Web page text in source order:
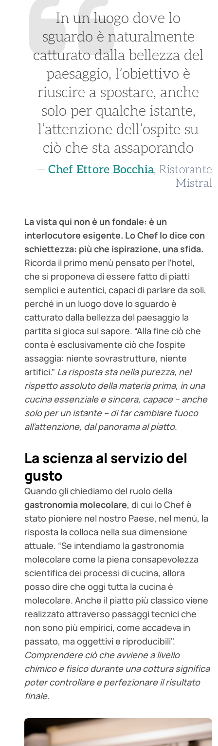
In un luogo dove lo
sguardo è naturalmente
catturato dalla bellezza del
paesaggio, l’obiettivo è
riuscire a spostare, anche
solo per qualche istante,
l’attenzione dell’ospite su
ciò che sta assaporando
— Chef Ettore Bocchia, Ristorante
Mistral
La vista qui non è un fondale: è un
interlocutore esigente. Lo Chef lo dice con
schiettezza: più che ispirazione, una sfida.
Ricorda il primo menù pensato per l’hotel,
che si proponeva di essere fatto di piatti
semplici e autentici, capaci di parlare da soli,
perché in un luogo dove lo sguardo è
catturato dalla bellezza del paesaggio la
partita si gioca sul sapore. “Alla fine ciò che
conta è esclusivamente ciò che l’ospite
assaggia: niente sovrastrutture, niente
artifici.” La risposta sta nella purezza, nel
rispetto assoluto della materia prima, in una
cucina essenziale e sincera, capace – anche
solo per un istante – di far cambiare fuoco
all’attenzione, dal panorama al piatto.
La scienza al servizio del
gusto
Quando gli chiediamo del ruolo della
gastronomia molecolare, di cui lo Chef è
stato pioniere nel nostro Paese, nel menù, la
risposta la colloca nella sua dimensione
attuale. “Se intendiamo la gastronomia
molecolare come la piena consapevolezza
scientifica dei processi di cucina, allora
posso dire che oggi tutta la cucina è
molecolare. Anche il piatto più classico viene
realizzato attraverso passaggi tecnici che
non sono più empirici, come accadeva in
passato, ma oggettivi e riproducibili".
Comprendere ciò che avviene a livello
chimico e fisico durante una cottura significa
poter controllare e perfezionare il risultato
finale.